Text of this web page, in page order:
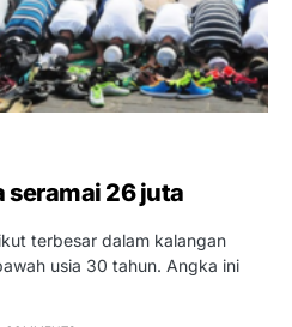
seramai 26 juta
terbesar dalam kalangan
usia 30 tahun. Angka ini